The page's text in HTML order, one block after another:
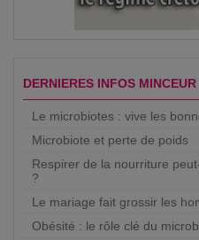
DERNIERES INFOS MINCEUR
Le microbiotes : vive les
Microbiote et perte de poids
Respirer de la nourriture
?
Le mariage fait grossir les
Obésité : le rôle clé du